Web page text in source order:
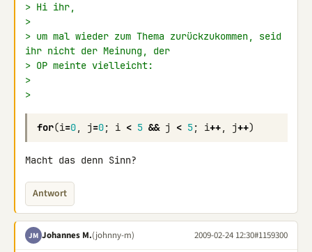
> Hi ihr,
>
> um mal wieder zum Thema zurückzukommen, seid
ihr nicht der Meinung, der
> OP meinte vielleicht:
>
>
for(i=0, j=0; i < 5 && j < 5; i++, j++)
Macht das denn Sinn?
Antwort
JM Johannes M.(johnny-m) 2009-02-24 12:30#1159300